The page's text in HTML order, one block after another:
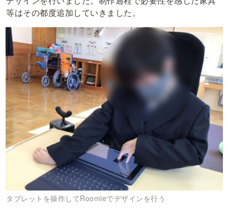
等はその都度追加していきました。
タブレットを操作してRoomleでデザインを行う